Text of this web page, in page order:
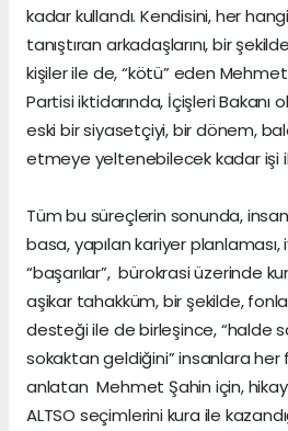
kadar kullandı. Kendisini, her
tanıştıran arkadaşlarını, bir
kişiler ile de, “kötü” eden
Partisi iktidarında, İçişleri Bakanı
eski bir siyasetçiyi, bir dönem,
etmeye yeltenebilecek kadar işi
Tüm bu süreçlerin sonunda,
basa, yapılan kariyer
“başarılar”, bürokrasi üzerinde
aşikar tahakküm, bir şekilde,
desteği ile de birleşince, “halde
sokaktan geldiğini” insanlara
anlatan Mehmet Şahin için,
ALTSO seçimlerini kura ile